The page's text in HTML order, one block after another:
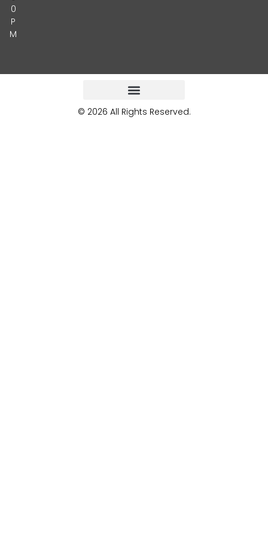
0
P
M
© 2026 All Rights Reserved.